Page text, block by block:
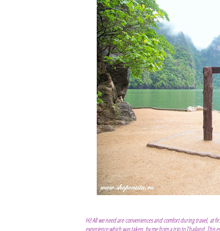
Hi! All we need are conveniences and comfort during travel, at
experience which was taken by me from a trip to Thailand. This